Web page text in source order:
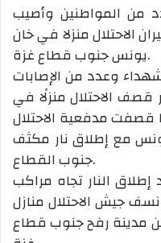
من المواطنين وأصيب
الاحتلال منزلا في خان
يونس جنوب قطاع غزة.
مصادر طبية بوصول 5 شهداء وعدد من الإصابات
الاحتلال منزلًا في
مدفعية الاحتلال
مع إطلاق نار مكثف
جنوب القطاع.
النار تجاه مراكب
جيش الاحتلال منازل
مدينة رفح جنوب قطاع